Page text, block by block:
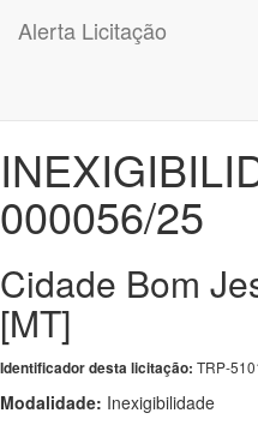
Alerta Licitação
000056/25
Cidade Bom
[MT]
Identificador desta licitação: TRP-
Modalidade: Inexigibilidade